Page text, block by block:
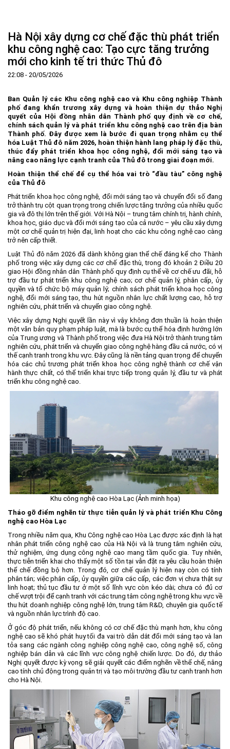
Lịch sử hình thành và phát triển
Tầm nhìn - Sứ mệnh
Lãnh đạo Ban Quản lý
Cơ cấu tổ chức
Chức năng, nhiệm vụ
Tin tức - sự kiện
Ban Quản lý Khu
Chính sách mới
Doanh nghiệp
Hợp tác quốc tế
Đào tạo và Nghiên cứu
Cách mạng công nghiệp lần thứ 4
Quy hoạch
Quy hoạch tổng thể
Quy hoạch khu chức năng
Ưu thế
Vị trí
Cơ sở hạ tầng
Cơ chế ưu đãi đầu tư
Cơ chế Một cửa
Nguồn nhân lực
Nhà đầu tư
Hướng dẫn đầu tư ▼
Trình tự, thủ tục đầu tư
Tiêu chí đầu tư
Lĩnh vực đầu tư
Quản lý và vận hành dự án đầu tư
Văn bản pháp luật ▼
Các thủ tục hành chính
Doanh nghiệp
Đất đai
Đầu tư
Khu CNC Hòa Lạc
Lao động
Môi trường
Quy hoạch - Xây dựng
Ưu đãi đầu tư
Công nghệ và Sản phẩm
Văn bản khác
Thông báo ▼
Thông báo chung
Tuyển dụng
Công khai ngân sách
Dữ liệu mở
FAQs
Liên hệ - Liên kết ▼
Liên kết
Liên hệ
Hà Nội xây dựng cơ chế đặc thù phát triển
khu công nghệ cao: Tạo cực tăng trưởng
mới cho kinh tế tri thức Thủ đô
22:08 - 20/05/2026
Ban Quản lý các Khu công nghệ cao và Khu công nghiệp Thành
phố đang khẩn trương xây dựng và hoàn thiện dự thảo Nghị
quyết của Hội đồng nhân dân Thành phố quy định về cơ chế,
chính sách quản lý và phát triển khu công nghệ cao trên địa bàn
Thành phố. Đây được xem là bước đi quan trọng nhằm cụ thể
hóa Luật Thủ đô năm 2026, hoàn thiện hành lang pháp lý đặc thù,
thúc đẩy phát triển khoa học công nghệ, đổi mới sáng tạo và
nâng cao năng lực cạnh tranh của Thủ đô trong giai đoạn mới.
Hoàn thiện thể chế để cụ thể hóa vai trò “đầu tàu” công nghệ
của Thủ đô
Phát triển khoa học công nghệ, đổi mới sáng tạo và chuyển đổi số đang
trở thành trụ cột quan trọng trong chiến lược tăng trưởng của nhiều quốc
gia và đô thị lớn trên thế giới. Với Hà Nội – trung tâm chính trị, hành chính,
khoa học, giáo dục và đổi mới sáng tạo của cả nước – yêu cầu xây dựng
một cơ chế quản trị hiện đại, linh hoạt cho các khu công nghệ cao càng
trở nên cấp thiết.
Luật Thủ đô năm 2026 đã dành không gian thể chế đáng kể cho Thành
phố trong việc xây dựng các cơ chế đặc thù, trong đó khoản 2 Điều 20
giao Hội đồng nhân dân Thành phố quy định cụ thể về cơ chế ưu đãi, hỗ
trợ đầu tư phát triển khu công nghệ cao; cơ chế quản lý, phân cấp, ủy
quyền và tổ chức bộ máy quản lý; chính sách phát triển khoa học công
nghệ, đổi mới sáng tạo, thu hút nguồn nhân lực chất lượng cao, hỗ trợ
nghiên cứu, phát triển và chuyển giao công nghệ.
Việc xây dựng Nghị quyết lần này vì vậy không đơn thuần là hoàn thiện
một văn bản quy phạm pháp luật, mà là bước cụ thể hóa định hướng lớn
của Trung ương và Thành phố trong việc đưa Hà Nội trở thành trung tâm
nghiên cứu, phát triển và chuyển giao công nghệ hàng đầu cả nước, có vị
thế cạnh tranh trong khu vực. Đây cũng là nền tảng quan trọng để chuyển
hóa các chủ trương phát triển khoa học công nghệ thành cơ chế vận
hành thực chất, có thể triển khai trực tiếp trong quản lý, đầu tư và phát
triển khu công nghệ cao.
Khu công nghệ cao Hòa Lạc (Ảnh minh họa)
Tháo gỡ điểm nghẽn từ thực tiễn quản lý và phát triển Khu Công
nghệ cao Hòa Lạc
Trong nhiều năm qua, Khu Công nghệ cao Hòa Lạc được xác định là hạt
nhân phát triển công nghệ cao của Hà Nội và là trung tâm nghiên cứu,
thử nghiệm, ứng dụng công nghệ cao mang tầm quốc gia. Tuy nhiên,
thực tiễn triển khai cho thấy một số tồn tại vẫn đặt ra yêu cầu hoàn thiện
thể chế đồng bộ hơn. Trong đó, cơ chế quản lý hiện nay còn có tính
phân tán; việc phân cấp, ủy quyền giữa các cấp, các đơn vị chưa thật sự
linh hoạt; thủ tục đầu tư ở một số lĩnh vực còn kéo dài; chưa có đủ cơ
chế vượt trội để cạnh tranh với các trung tâm công nghệ trong khu vực về
thu hút doanh nghiệp công nghệ lớn, trung tâm R&D, chuyên gia quốc tế
và nguồn nhân lực trình độ cao.
Ở góc độ phát triển, nếu không có cơ chế đặc thù mạnh hơn, khu công
nghệ cao sẽ khó phát huy tối đa vai trò dẫn dắt đổi mới sáng tạo và lan
tỏa sang các ngành công nghiệp công nghệ cao, công nghệ số, công
nghiệp bán dẫn và các lĩnh vực công nghệ chiến lược. Do đó, dự thảo
Nghị quyết được kỳ vọng sẽ giải quyết các điểm nghẽn về thể chế, nâng
cao tính chủ động trong quản trị và tạo môi trường đầu tư cạnh tranh hơn
cho Hà Nội.